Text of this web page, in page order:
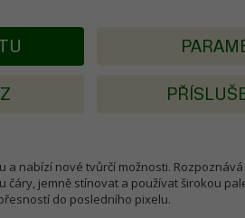
a nabízí nové tvůrčí možnosti.
čáry, jemně stínovat a používat širokou
do posledního pixelu.